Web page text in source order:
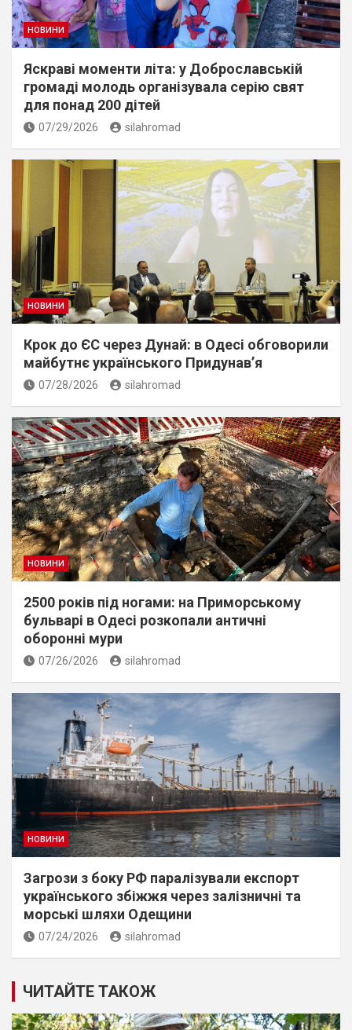
НОВИНИ
Яскраві моменти літа: у Доброславській
громаді молодь організувала серію свят
для понад 200 дітей
07/29/2026 silahromad
НОВИНИ
Крок до ЄС через Дунай: в Одесі обговорили
майбутнє українського Придунав’я
07/28/2026 silahromad
НОВИНИ
2500 років під ногами: на Приморському
бульварі в Одесі розкопали античні
оборонні мури
07/26/2026 silahromad
НОВИНИ
Загрози з боку РФ паралізували експорт
українського збіжжя через залізничні та
морські шляхи Одещини
07/24/2026 silahromad
ЧИТАЙТЕ ТАКОЖ